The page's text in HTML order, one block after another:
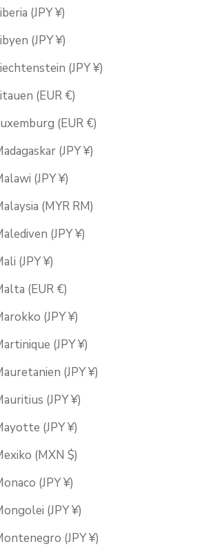
(JPY ¥)
(JPY ¥)
(JPY ¥)
(EUR €)
(EUR €)
(JPY ¥)
(JPY ¥)
(MYR RM)
(JPY ¥)
(JPY ¥)
(EUR €)
(JPY ¥)
(JPY ¥)
(JPY ¥)
(JPY ¥)
(JPY ¥)
(MXN $)
(JPY ¥)
(JPY ¥)
(JPY ¥)